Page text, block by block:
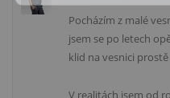
Pocházím z malé
jsem se po letech
klid na vesnici
V realitách jsem od